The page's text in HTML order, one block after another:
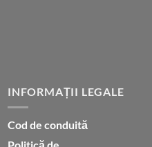
INFORMAȚII LEGALE
Cod de conduită